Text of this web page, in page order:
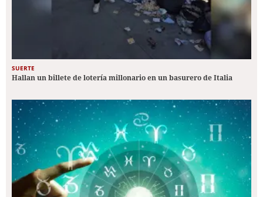
SUERTE
Hallan un billete de lotería millonario en un basurero de Italia